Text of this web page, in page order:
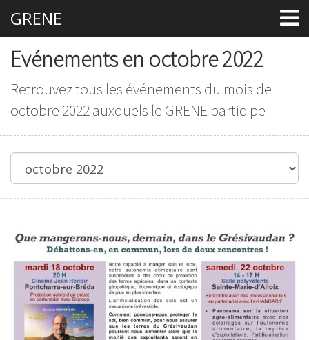
GRENE
Evénements en octobre 2022
Retrouvez tous les événements du mois de
octobre 2022 auxquels le GRENE participe